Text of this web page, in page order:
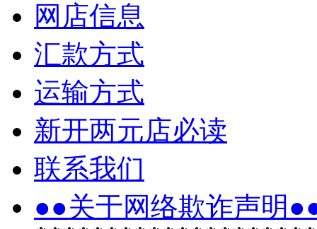
网店信息
汇款方式
运输方式
新开两元店必读
联系我们
●●关于网络欺诈声明